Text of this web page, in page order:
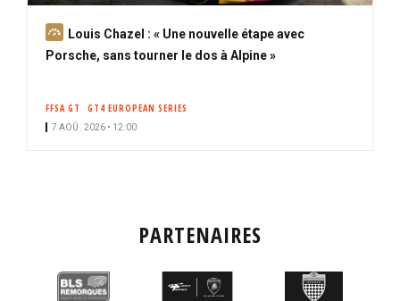
A
b
Louis Chazel : « Une nouvelle étape avec
Porsche, sans tourner le dos à Alpine »
FFSA GT GT4 EUROPEAN SERIES
7 AOÛ. 2026 • 12:00
PARTENAIRES